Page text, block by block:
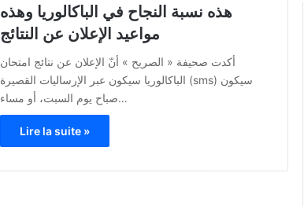
هذه نسبة النجاح في الباكالوريا وهذه
مواعيد الإعلان عن النتائج
أكدت صحيفة « الصريح » أنّ الإعلان عن نتائج امتحان
الباكالوريا سيكون عبر الإرساليات القصيرة (sms) سيكون
صباح يوم السبت، أو مساء…
Lire la suite »